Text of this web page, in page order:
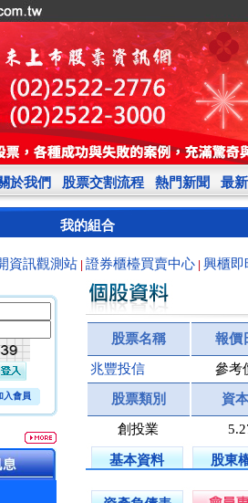
於我們 股票交割流程 熱門新聞 最
我的組合
資訊觀測站 證券櫃檯買賣中心 興櫃即
入會員
股票名稱 報價
兆豐投信 參考
股票類別 資
創投業
基本資料 股東